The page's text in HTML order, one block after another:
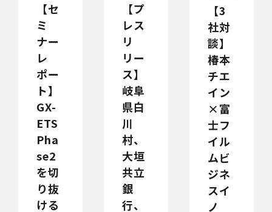
【セ
ミ
ナー
レ
ポー
ト】
GX-
ETS
Pha
se2
を切
り抜
ける
【プ
レス
リ
リー
ス】
岐阜
県白
川
村、
大垣
共立
銀
行、
【3
社対
談】
椿本
チエ
イン
×富
士フ
イル
ムビ
ジネ
スイ
ノ